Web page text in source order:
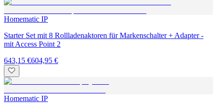
Homematic IP
Starter Set mit 8 Rollladenaktoren für Markenschalter + Adapter -
mit Access Point 2
643,15 €604,95 €
Homematic IP